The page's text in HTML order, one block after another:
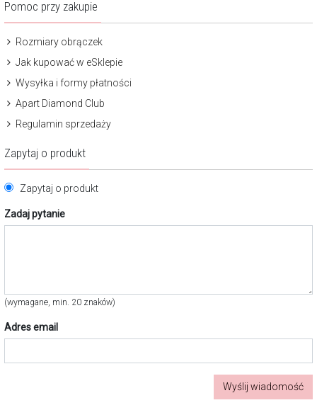
Pomoc przy zakupie
Rozmiary obrączek
Jak kupować w eSklepie
Wysyłka i formy płatności
Apart Diamond Club
Regulamin sprzedaży
Zapytaj o produkt
Zapytaj o produkt
Zadaj pytanie
(wymagane, min. 20 znaków)
Adres email
Wyślij wiadomość